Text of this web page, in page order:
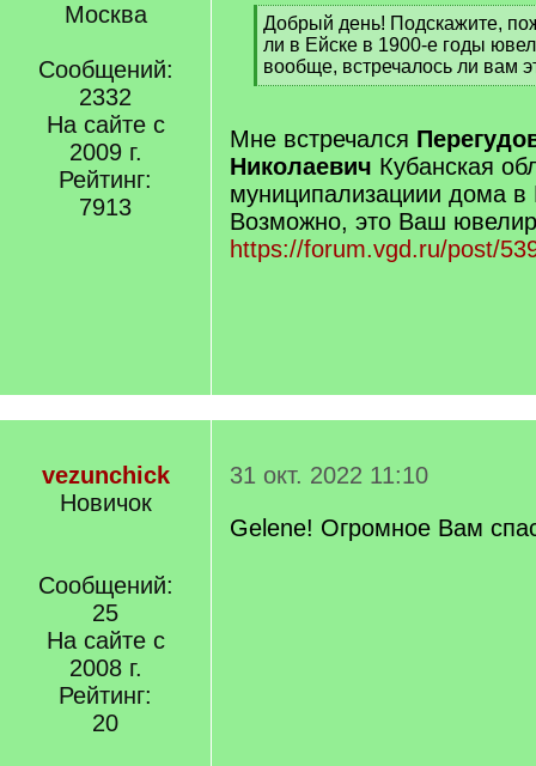
Москва
Сообщений:
2332
На сайте с
2009 г.
Рейтинг:
7913
[
q
]
Добрый день! Подскажите,
ли в Ейске в 1900-е годы
вообще, встречалось ли вам
[
q
]
Мне встречался
Николаевич Кубанская
муниципализациии дома в
Возможно, это Ваш
https://forum.vgd.ru/post/
vezunchick
Новичок
Сообщений:
25
На сайте с
2008 г.
Рейтинг:
20
31 окт. 2022 11:10
Gelene! Огромное Вам